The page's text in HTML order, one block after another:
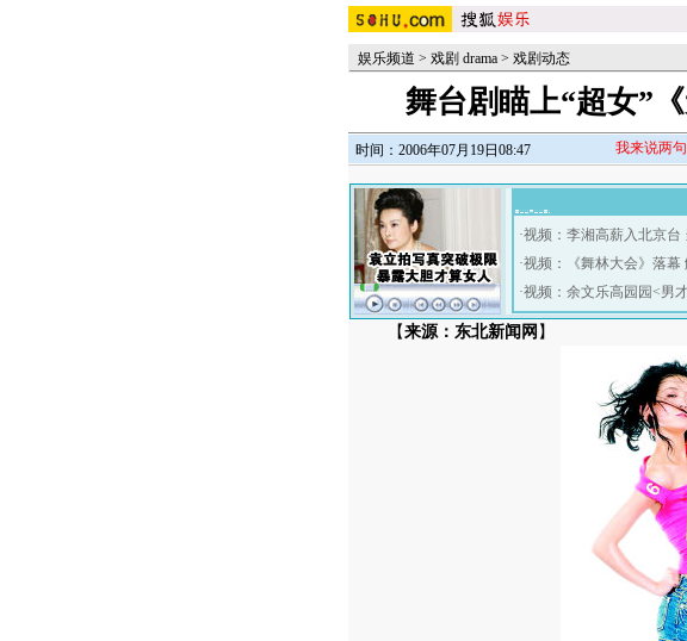
娱乐频道 > 戏剧 drama > 戏剧动态
舞台剧瞄上“超女”
时间：2006年07月19日08:47 我来说两句
·视频：李湘高薪入北京台
·视频：《舞林大会》落幕
·视频：余文乐高园园<男
【来源：东北新闻网 】